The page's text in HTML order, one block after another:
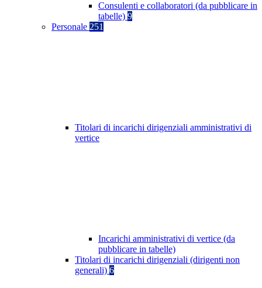
Consulenti e collaboratori (da pubblicare in
tabelle) 9
Personale 251
Titolari di incarichi dirigenziali amministrativi di
vertice
Incarichi amministrativi di vertice (da
pubblicare in tabelle)
Titolari di incarichi dirigenziali (dirigenti non
generali) 6